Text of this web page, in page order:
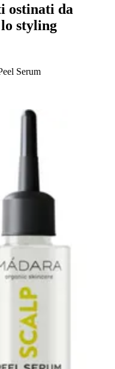
ostinati da
styling
Serum